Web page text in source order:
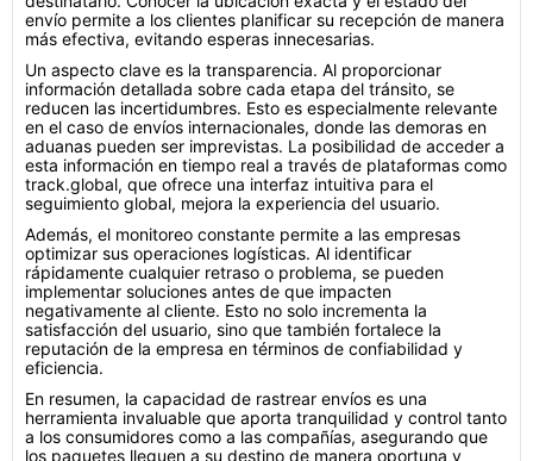
envío permite a los clientes planificar su recepción de manera
más efectiva, evitando esperas innecesarias.
Un aspecto clave es la transparencia. Al proporcionar
información detallada sobre cada etapa del tránsito, se
reducen las incertidumbres. Esto es especialmente relevante
en el caso de envíos internacionales, donde las demoras en
aduanas pueden ser imprevistas. La posibilidad de acceder a
esta información en tiempo real a través de plataformas como
track.global, que ofrece una interfaz intuitiva para el
seguimiento global, mejora la experiencia del usuario.
Además, el monitoreo constante permite a las empresas
optimizar sus operaciones logísticas. Al identificar
rápidamente cualquier retraso o problema, se pueden
implementar soluciones antes de que impacten
negativamente al cliente. Esto no solo incrementa la
satisfacción del usuario, sino que también fortalece la
reputación de la empresa en términos de confiabilidad y
eficiencia.
En resumen, la capacidad de rastrear envíos es una
herramienta invaluable que aporta tranquilidad y control tanto
a los consumidores como a las compañías, asegurando que
los paquetes lleguen a su destino de manera oportuna y